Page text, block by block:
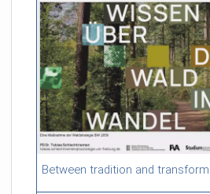
54:13 duration